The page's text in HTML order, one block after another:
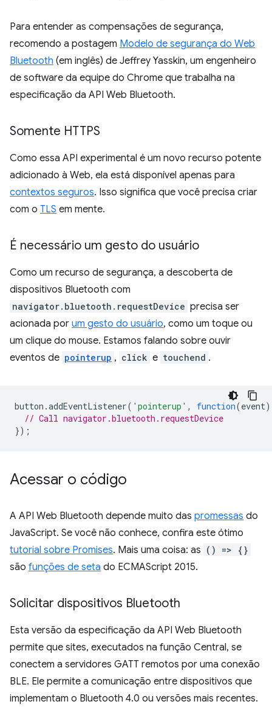
Para entender as compensações de segurança,
recomendo a postagem Modelo de segurança do Web
Bluetooth (em inglês) de Jeffrey Yasskin, um engenheiro
de software da equipe do Chrome que trabalha na
especificação da API Web Bluetooth.
Somente HTTPS
Como essa API experimental é um novo recurso potente
adicionado à Web, ela está disponível apenas para
contextos seguros. Isso significa que você precisa criar
com o TLS em mente.
É necessário um gesto do usuário
Como um recurso de segurança, a descoberta de
dispositivos Bluetooth com
navigator.bluetooth.requestDevice precisa ser
acionada por um gesto do usuário, como um toque ou
um clique do mouse. Estamos falando sobre ouvir
eventos de pointerup , click e touchend .
button .addEventListener( 'pointerup' , function(event)
// Call navigator.bluetooth.requestDevice
});
Acessar o código
A API Web Bluetooth depende muito das promessas do
JavaScript. Se você não conhece, confira este ótimo
tutorial sobre Promises. Mais uma coisa: as () => {}
são funções de seta do ECMAScript 2015.
Solicitar dispositivos Bluetooth
Esta versão da especificação da API Web Bluetooth
permite que sites, executados na função Central, se
conectem a servidores GATT remotos por uma conexão
BLE. Ele permite a comunicação entre dispositivos que
implementam o Bluetooth 4.0 ou versões mais recentes.